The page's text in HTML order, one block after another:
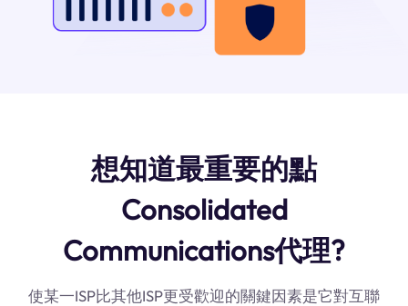
想知道最重要的點
Consolidated
Communications代理?
使某一ISP比其他ISP更受歡迎的關鍵因素是它對互聯